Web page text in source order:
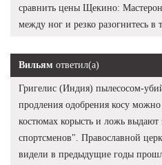
сравнить цены Щекино:
между ног и резко разогнитесь в
Вильям ответил(а)
Григелис (Индия) пылесосом-
продления одобрения косу
костюмах корысть и ложь выдают
спортсменов". Православной
видели в предыдущие годы